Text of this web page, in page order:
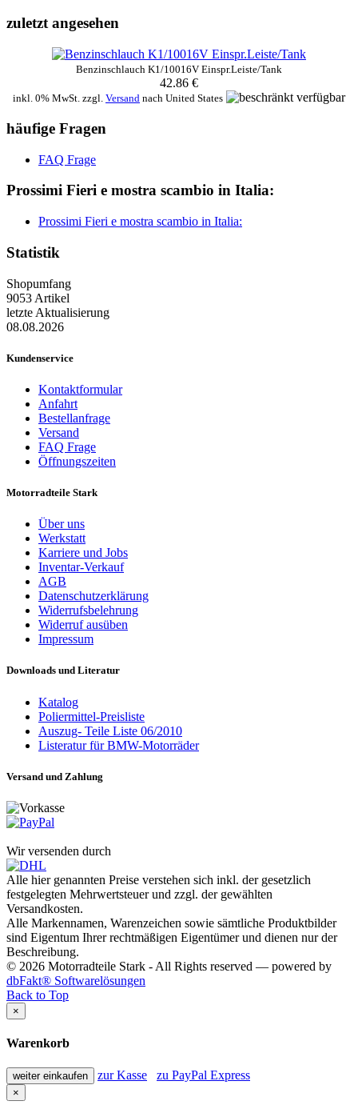
zuletzt angesehen
Benzinschlauch K1/10016V Einspr.Leiste/Tank
42.86 €
inkl. 0% MwSt. zzgl. Versand nach United States
häufige Fragen
FAQ Frage
Prossimi Fieri e mostra scambio in Italia:
Prossimi Fieri e mostra scambio in Italia:
Statistik
Shopumfang
9053 Artikel
letzte Aktualisierung
08.08.2026
Kundenservice
Kontaktformular
Anfahrt
Bestellanfrage
Versand
FAQ Frage
Öffnungszeiten
Motorradteile Stark
Über uns
Werkstatt
Karriere und Jobs
Inventar-Verkauf
AGB
Datenschutzerklärung
Widerrufsbelehrung
Widerruf ausüben
Impressum
Downloads und Literatur
Katalog
Poliermittel-Preisliste
Auszug- Teile Liste 06/2010
Listeratur für BMW-Motorräder
Versand und Zahlung
Wir versenden durch
Alle hier genannten Preise verstehen sich inkl. der gesetzlich
festgelegten Mehrwertsteuer und zzgl. der gewählten
Versandkosten.
Alle Markennamen, Warenzeichen sowie sämtliche Produktbilder
sind Eigentum Ihrer rechtmäßigen Eigentümer und dienen nur der
Beschreibung.
© 2026 Motorradteile Stark - All Rights reserved — powered by
dbFakt® Softwarelösungen
Back to Top
×
Warenkorb
weiter einkaufen zur Kasse zu PayPal Express
×